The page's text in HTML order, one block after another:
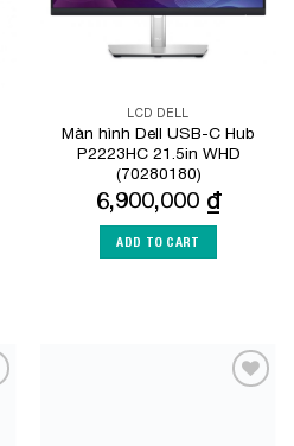
LCD DELL
Màn hình Dell USB-C Hub
P2223HC 21.5in WHD
(70280180)
6,900,000 ₫
ADD TO CART